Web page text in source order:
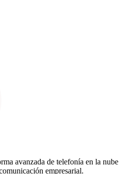
avanzada de telefonía en la nube
empresarial.